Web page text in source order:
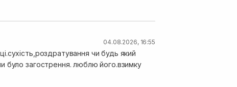
04.08.2026, 16:55
чи будь який
було загострення. люблю його.взимку